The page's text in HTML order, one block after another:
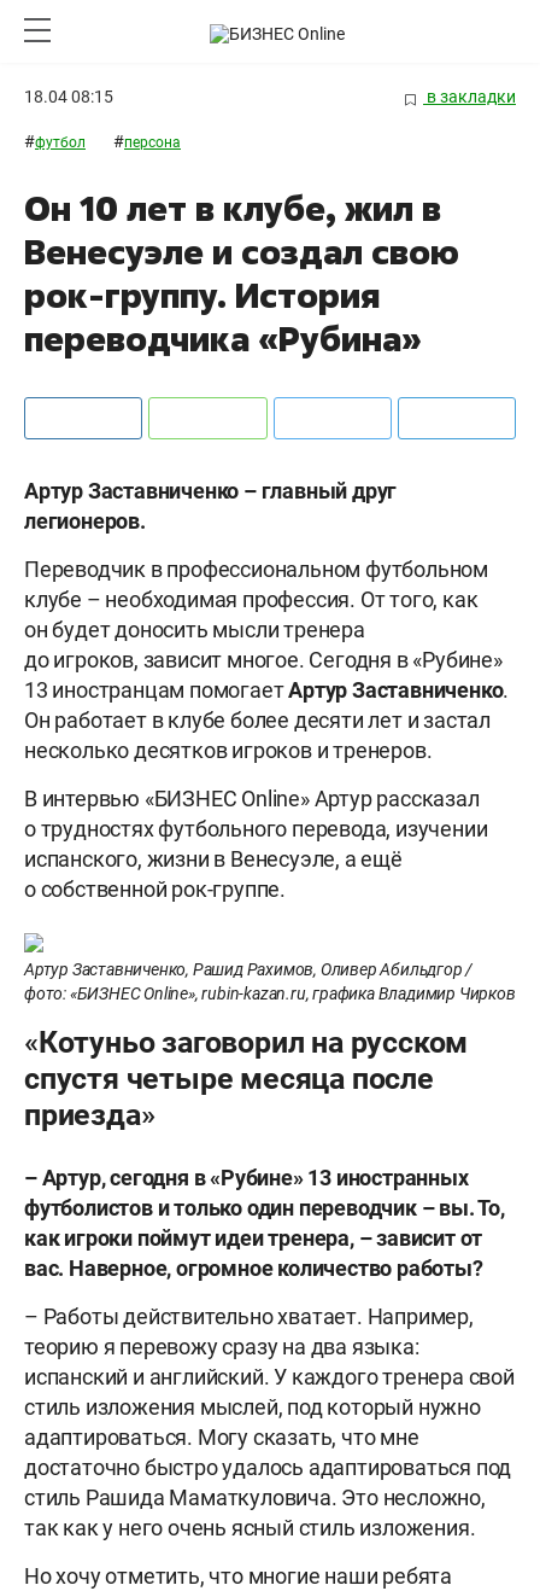
18.04 08:15 в закладки
#футбол #персона
Он 10 лет в клубе, жил в
Венесуэле и создал свою
рок-группу. История
переводчика «Рубина»
Артур Заставниченко – главный друг
легионеров.
Переводчик в профессиональном футбольном
клубе – необходимая профессия. От того, как
он будет доносить мысли тренера
до игроков, зависит многое. Сегодня в «Рубине»
13 иностранцам помогаетАртурЗаставниченко.
Он работает в клубе более десяти лет и застал
несколько десятков игроков и тренеров.
В интервью «БИЗНЕС Online» Артур рассказал
о трудностях футбольного перевода, изучении
испанского, жизни в Венесуэле, а ещё
о собственной рок-группе.
Артур Заставниченко, Рашид Рахимов, Оливер Абильдгор /
фото: «БИЗНЕС Online», rubin-kazan.ru, графика Владимир Чирков
«Котуньо заговорил на русском
спустя четыре месяца после
приезда»
– Артур, сегодня в «Рубине» 13 иностранных
футболистов и только один переводчик – вы. То,
как игроки поймут идеи тренера, – зависит от
вас. Наверное, огромное количество работы?
– Работы действительно хватает. Например,
теорию я перевожу сразу на два языка:
испанский и английский. У каждого тренера свой
стиль изложения мыслей, под который нужно
адаптироваться. Могу сказать, что мне
достаточно быстро удалось адаптироваться под
стиль Рашида Маматкуловича. Это несложно,
так как у него очень ясный стиль изложения.
Но хочу отметить, что многие наши ребята